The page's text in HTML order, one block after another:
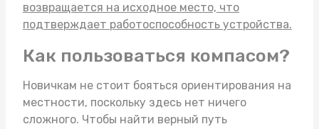
возвращается на исходное место, что
подтверждает работоспособность устройства.
Как пользоваться компасом?
Новичкам не стоит бояться ориентирования на
местности, поскольку здесь нет ничего
сложного. Чтобы найти верный путь